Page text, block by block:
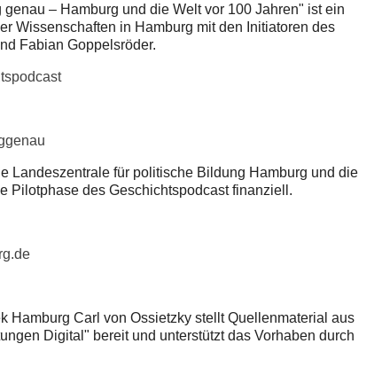
– Hamburg und die Welt vor 100 Jahren" ist ein
Wissenschaften in Hamburg mit den Initiatoren des
Fabian Goppelsröder.
Landeszentrale für politische Bildung Hamburg und die
Pilotphase des Geschichtspodcast finanziell.
Hamburg Carl von Ossietzky stellt Quellenmaterial aus
Digital" bereit und unterstützt das Vorhaben durch